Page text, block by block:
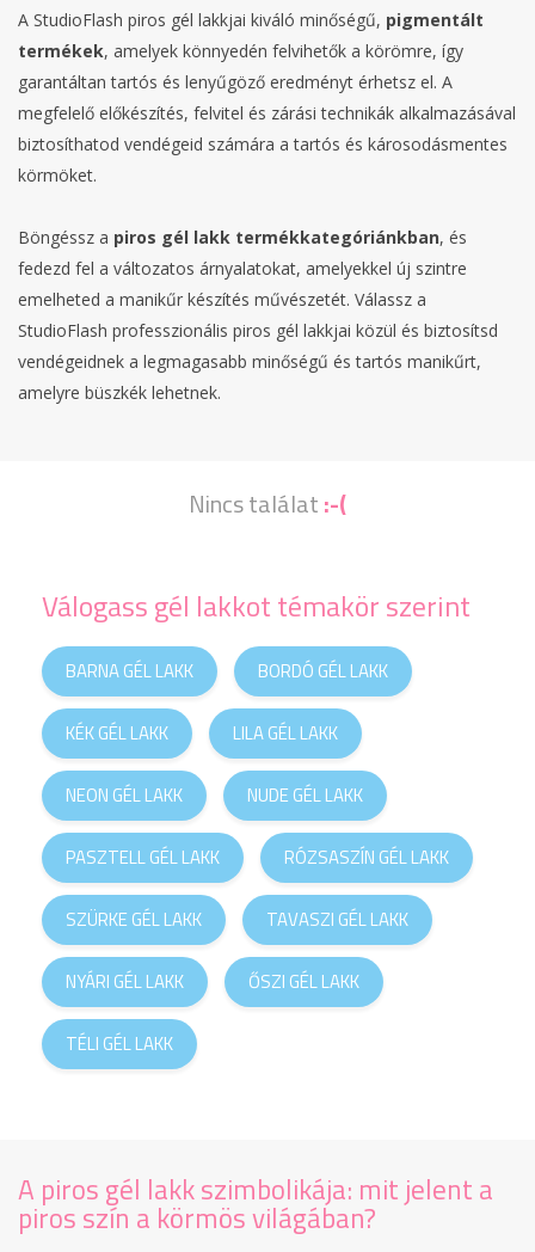
A StudioFlash piros gél lakkjai kiváló minőségű, pigmentált
termékek, amelyek könnyedén felvihetők a körömre, így
garantáltan tartós és lenyűgöző eredményt érhetsz el. A
megfelelő előkészítés, felvitel és zárási technikák alkalmazásával
biztosíthatod vendégeid számára a tartós és károsodásmentes
körmöket.
Böngéssz a piros gél lakk termékkategóriánkban, és
fedezd fel a változatos árnyalatokat, amelyekkel új szintre
emelheted a manikűr készítés művészetét. Válassz a
StudioFlash professzionális piros gél lakkjai közül és biztosítsd
vendégeidnek a legmagasabb minőségű és tartós manikűrt,
amelyre büszkék lehetnek.
Nincs találat:-(
Válogass gél lakkot témakör szerint
BARNA GÉL LAKK BORDÓ GÉL LAKK
KÉK GÉL LAKK LILA GÉL LAKK
NEON GÉL LAKK NUDE GÉL LAKK
PASZTELL GÉL LAKK RÓZSASZÍN GÉL LAKK
SZÜRKE GÉL LAKK TAVASZI GÉL LAKK
NYÁRI GÉL LAKK ŐSZI GÉL LAKK
TÉLI GÉL LAKK
A piros gél lakk szimbolikája: mit jelent a
piros szín a körmös világában?